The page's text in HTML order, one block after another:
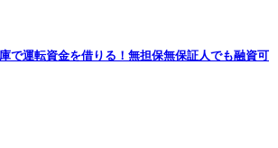
で運転資金を借りる！無担保無保証人でも融資可